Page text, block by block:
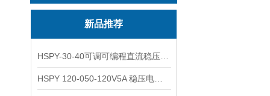
新品推荐